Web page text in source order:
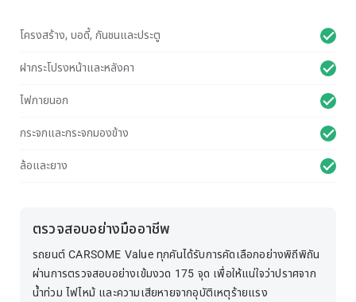
โครงสร้าง, บอดี้, กันชนและประตู
ฝากระโปรงหน้าและหลังคา
ไฟภายนอก
กระจกและกระจกมองข้าง
ล้อและยาง
ตรวจสอบอย่างมืออาชีพ
รถยนต์ CARSOME Value ทุกคันได้รับการคัดเลือกอย่างพิถีพิถัน
ผ่านการตรวจสอบอย่างเข้มงวด 175 จุด เพื่อให้แน่ใจว่าปราศจาก
น้ำท่วม ไฟไหม้ และความเสียหายจากอุบัติเหตุร้ายแรง